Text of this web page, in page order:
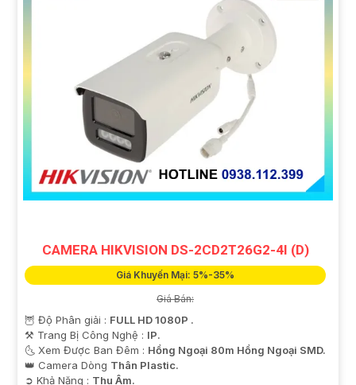
CAMERA HIKVISION DS-2CD2T26G2-4I (D)
Giá Khuyến Mại: 5%-35%
Giá Bán:
🦉 Độ Phân giải : FULL HD 1080P .
⚒ Trang Bị Công Nghệ : IP.
🌜 Xem Được Ban Đêm : Hồng Ngoại 80m Hồng Ngoại SMD.
👑 Camera Dòng Thân Plastic.
️➲ Khả Năng : Thu Âm.